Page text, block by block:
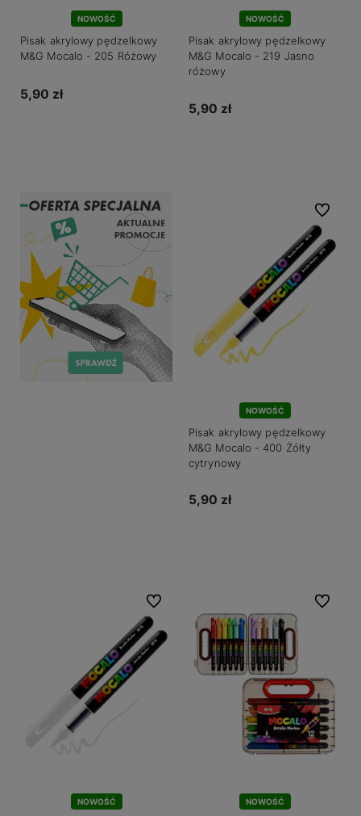
NOWOŚĆ
Pisak akrylowy pędzelkowy
M&G Mocalo - 205 Różowy
5,90 zł
NOWOŚĆ
Pisak akrylowy pędzelkowy
M&G Mocalo - 219 Jasno
różowy
5,90 zł
NOWOŚĆ
Pisak akrylowy pędzelkowy
M&G Mocalo - 400 Żółty
cytrynowy
5,90 zł
Do
NOWOŚĆ
Do ulubionych
NOWOŚĆ
Do